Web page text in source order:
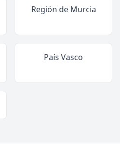
Región de Murcia
País Vasco